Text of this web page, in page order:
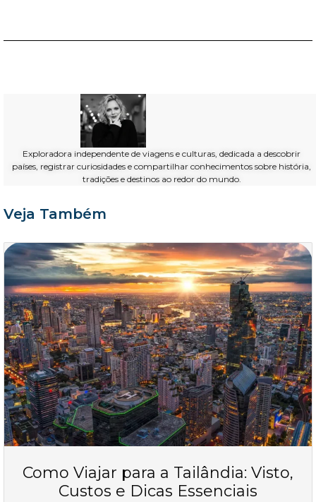
Exploradora independente de viagens e culturas, dedicada a descobrir
países, registrar curiosidades e compartilhar conhecimentos sobre história,
tradições e destinos ao redor do mundo.
Veja Também
Como Viajar para a Tailândia: Visto,
Custos e Dicas Essenciais